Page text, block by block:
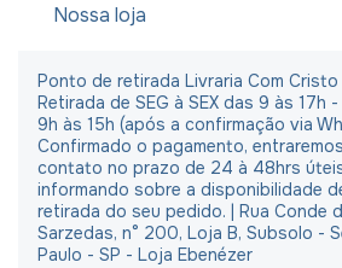
Nossa loja
Ponto de retirada Livraria Com Cristo
Retirada de SEG à SEX das 9 às 17h
9h às 15h (após a confirmação via
Confirmado o pagamento,
contato no prazo de 24 à 48hrs
informando sobre a disponibilidade
retirada do seu pedido. | Rua Conde
Sarzedas, n° 200, Loja B, Subsolo -
Paulo - SP - Loja Ebenézer